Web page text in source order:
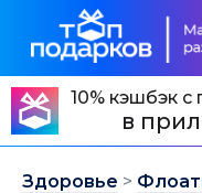
10% кэшбэк с
в
Здоровье >